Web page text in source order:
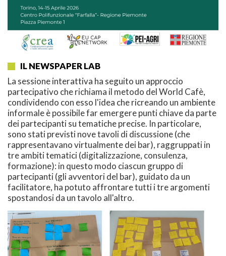
IL NEWSPAPER LAB
La sessione interattiva ha seguito un approccio
partecipativo che richiama il metodo del World Cafè,
condividendo con esso l'idea che ricreando un ambiente
informale è possibile far emergere punti chiave da parte
dei partecipanti su tematiche precise. In particolare,
sono stati previsti nove tavoli di discussione (che
rappresentavano virtualmente dei bar), raggruppati in
tre ambiti tematici (digitalizzazione, consulenza,
formazione): in questo modo ciascun gruppo di
partecipanti (gli avventori del bar), guidato da un
facilitatore, ha potuto affrontare tutti i tre argomenti
spostandosi da un tavolo all'altro.